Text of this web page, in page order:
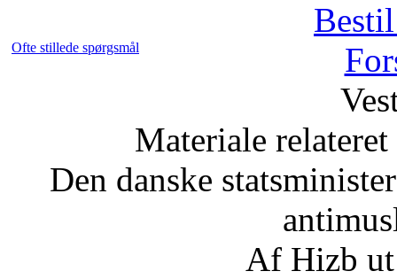
Ofte stillede spørgsmål
Materiale
Den danske
Af Hizb